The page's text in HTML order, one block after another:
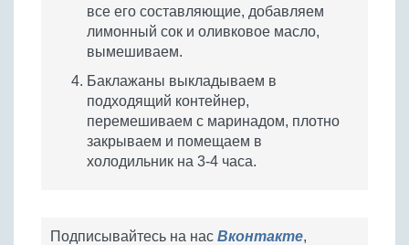
все его составляющие, добавляем
лимонный сок и оливковое масло,
вымешиваем.
Баклажаны выкладываем в
подходящий контейнер,
перемешиваем с маринадом, плотно
закрываем и помещаем в
холодильник на 3-4 часа.
Подписывайтесь на нас Вконтакте,